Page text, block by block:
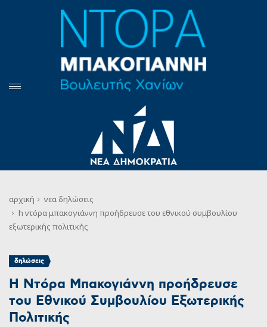
αρχική νεα δηλώσεις
h ντόρα μπακογιάννη προήδρευσε του εθνικού συμβουλίου
εξωτερικής πολιτικής
δηλώσεις
H Ντόρα Μπακογιάννη προήδρευσε
του Εθνικού Συμβουλίου Εξωτερικής
Πολιτικής